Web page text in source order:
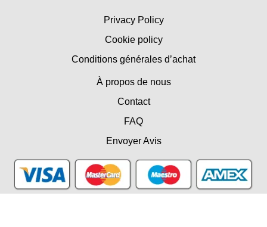
Privacy Policy
Cookie policy
Conditions générales d’achat
À propos de nous
Contact
FAQ
Envoyer Avis